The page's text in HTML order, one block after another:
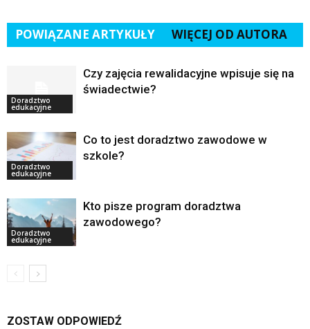
POWIĄZANE ARTYKUŁY WIĘCEJ OD AUTORA
Doradztwo
edukacyjne
Czy zajęcia rewalidacyjne wpisuje się na
świadectwie?
Doradztwo
edukacyjne
Co to jest doradztwo zawodowe w
szkole?
Doradztwo
edukacyjne
Kto pisze program doradztwa
zawodowego?
ZOSTAW ODPOWIEDŹ